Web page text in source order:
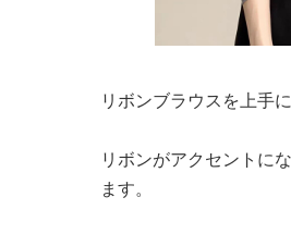
リボンブラウスを上手
リボンがアクセントに
ます。